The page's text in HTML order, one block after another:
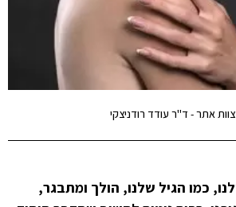
צוות אתר - ד"ר עודד רודניצקי
כמו הגיל שלנו, הולך ומתבגר,